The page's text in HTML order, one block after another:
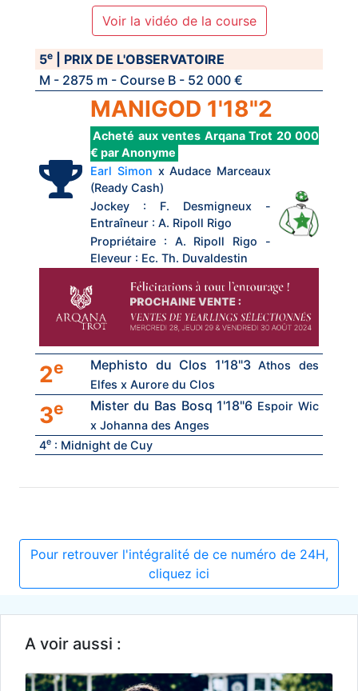
Voir la vidéo de la course
5e
| PRIX DE L'OBSERVATOIRE
M - 2875 m - Course B - 52 000 €
MANIGOD 1'18"2
Acheté aux ventes Arqana Trot 20 000
€ par Anonyme
Earl Simon x Audace Marceaux
(Ready Cash)
Jockey : F. Desmigneux -
Entraîneur : A. Ripoll Rigo
Propriétaire : A. Ripoll Rigo -
Eleveur : Ec. Th. Duvaldestin
2e Mephisto du Clos 1'18"3Athos des
Elfes x Aurore du Clos
3e Mister du Bas Bosq 1'18"6 Espoir Wic
x Johanna des Anges
4e : Midnight de Cuy
Pour retrouver l'intégralité de ce numéro de 24H,
cliquez ici
A voir aussi :